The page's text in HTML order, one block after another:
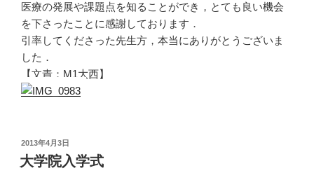
医療の発展や課題点を知ることができ，とても良い機会
を下さったことに感謝しております．
引率してくださった先生方，本当にありがとうございま
した．
【文責：M1大西】
投
稿
日:
2013年4月3日
大学院入学式